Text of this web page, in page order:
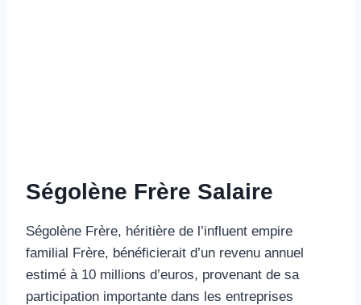
Ségolène Frère Salaire
Ségolène Frère, héritière de l’influent empire
familial Frère, bénéficierait d’un revenu annuel
estimé à 10 millions d’euros, provenant de sa
participation importante dans les entreprises